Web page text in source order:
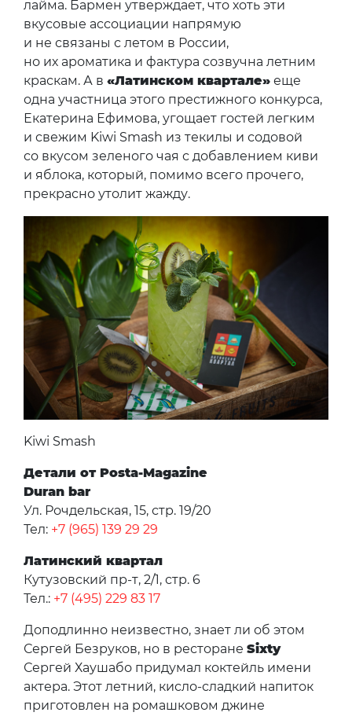
лайма. Бармен утверждает, что хоть эти
вкусовые ассоциации напрямую
и не связаны с летом в России,
но их ароматика и фактура созвучна летним
краскам. А в «Латинском квартале» еще
одна участница этого престижного конкурса,
Екатерина Ефимова, угощает гостей легким
и свежим Kiwi Smash из текилы и содовой
со вкусом зеленого чая с добавлением киви
и яблока, который, помимо всего прочего,
прекрасно утолит жажду.
Kiwi Smash
Детали от Posta-Magazine
Duran bar
Ул. Рочдельская, 15, стр. 19/20
Тел: +7 (965) 139 29 29
Латинский квартал
Кутузовский пр-т, 2/1, стр. 6
Тел.: +7 (495) 229 83 17
Доподлинно неизвестно, знает ли об этом
Сергей Безруков, но в ресторане Sixty
Сергей Хаушабо придумал коктейль имени
актера. Этот летний, кисло-сладкий напиток
приготовлен на ромашковом джине